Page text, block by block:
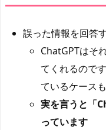
誤った情報を回答
ChatGPTはそ
てくれるので
ているケースも
実を言うと「
っています